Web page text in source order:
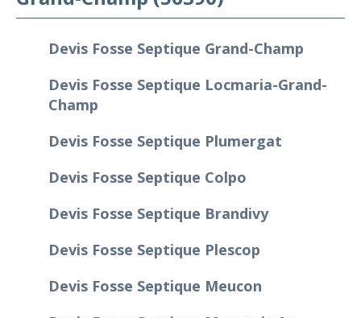
Devis Fosse Septique Grand-Champ
Devis Fosse Septique Locmaria-Grand-
Champ
Devis Fosse Septique Plumergat
Devis Fosse Septique Colpo
Devis Fosse Septique Brandivy
Devis Fosse Septique Plescop
Devis Fosse Septique Meucon